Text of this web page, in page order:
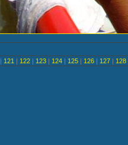
| 121 | 122 | 123 | 124 | 125 | 126 | 127 | 128